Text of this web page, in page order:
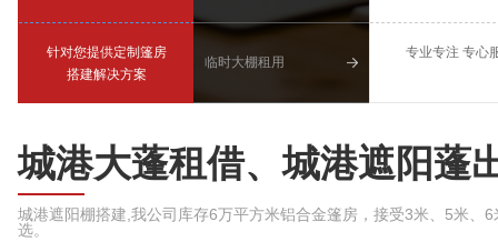
针对您提供定制篷房
搭建解决方案
临时大棚租用
专业专注 专心
城港大蓬租借、城港遮阳蓬
城港遮阳棚搭建,我公司库存6万平方米铝合金篷房，接受3米、5米
选。